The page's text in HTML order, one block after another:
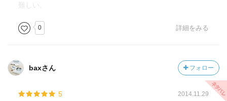
難しい。
0 詳細をみる
baxさん フォロー
5 2014.11.29